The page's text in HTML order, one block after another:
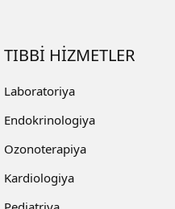
TIBBİ HİZMETLER
Laboratoriya
Endokrinologiya
Ozonoterapiya
Kardiologiya